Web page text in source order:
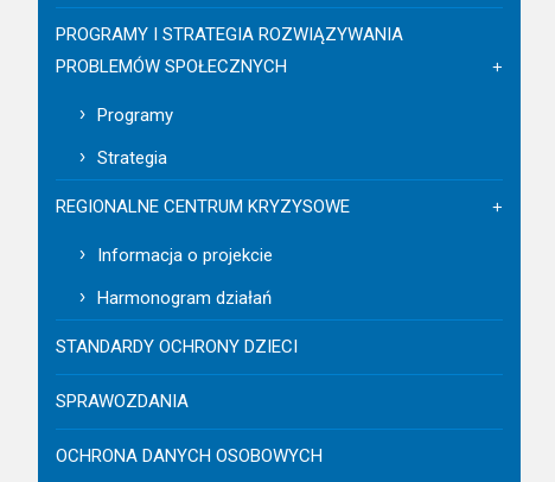
PROGRAMY I STRATEGIA ROZWIĄZYWANIA
PROBLEMÓW SPOŁECZNYCH
Programy
Strategia
REGIONALNE CENTRUM KRYZYSOWE
Informacja o projekcie
Harmonogram działań
STANDARDY OCHRONY DZIECI
SPRAWOZDANIA
OCHRONA DANYCH OSOBOWYCH